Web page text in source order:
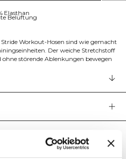
Elasthan
Belüftung
Workout-Hosen sind wie gemacht
Der weiche Stretchstoff
ohne störende Ablenkungen bewegen
am Knöchel. Mesh an den
Logo auf der Vorderseite. Zwei
Karotten-Passform. 80% Recyceltes